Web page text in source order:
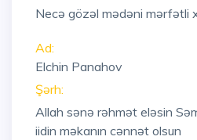
Necə gözəl mədəni mərfətli
Ad:
Elchin Panahov
Şərh:
Allah sənə rəhmət eləsin
iidin məkanın cənnət olsun